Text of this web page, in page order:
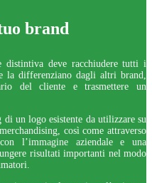
brand
distintiva deve racchiudere tutti i
la differenziano dagli altri brand,
del cliente e trasmettere un
un logo esistente da utilizzare su
così come attraverso
l’immagine aziendale e una
risultati importanti nel modo